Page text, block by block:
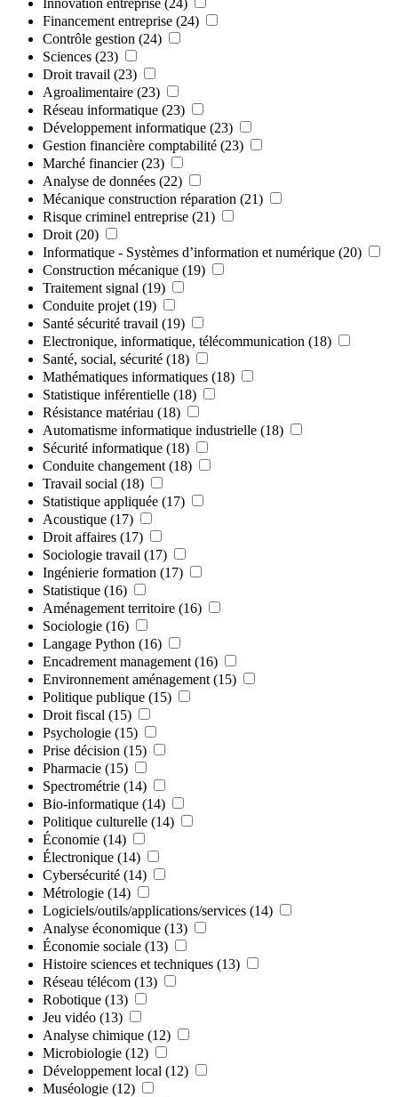
Financement entreprise (24)
Contrôle gestion (24)
Sciences (23)
Droit travail (23)
Agroalimentaire (23)
Réseau informatique (23)
Développement informatique (23)
Gestion financière comptabilité (23)
Marché financier (23)
Analyse de données (22)
Mécanique construction réparation (21)
Risque criminel entreprise (21)
Droit (20)
Informatique - Systèmes d’information et numérique (20)
Construction mécanique (19)
Traitement signal (19)
Conduite projet (19)
Santé sécurité travail (19)
Electronique, informatique, télécommunication (18)
Santé, social, sécurité (18)
Mathématiques informatiques (18)
Statistique inférentielle (18)
Résistance matériau (18)
Automatisme informatique industrielle (18)
Sécurité informatique (18)
Conduite changement (18)
Travail social (18)
Statistique appliquée (17)
Acoustique (17)
Droit affaires (17)
Sociologie travail (17)
Ingénierie formation (17)
Statistique (16)
Aménagement territoire (16)
Sociologie (16)
Langage Python (16)
Encadrement management (16)
Environnement aménagement (15)
Politique publique (15)
Droit fiscal (15)
Psychologie (15)
Prise décision (15)
Pharmacie (15)
Spectrométrie (14)
Bio-informatique (14)
Politique culturelle (14)
Économie (14)
Électronique (14)
Cybersécurité (14)
Métrologie (14)
Logiciels/outils/applications/services (14)
Analyse économique (13)
Économie sociale (13)
Histoire sciences et techniques (13)
Réseau télécom (13)
Robotique (13)
Jeu vidéo (13)
Analyse chimique (12)
Microbiologie (12)
Développement local (12)
Muséologie (12)